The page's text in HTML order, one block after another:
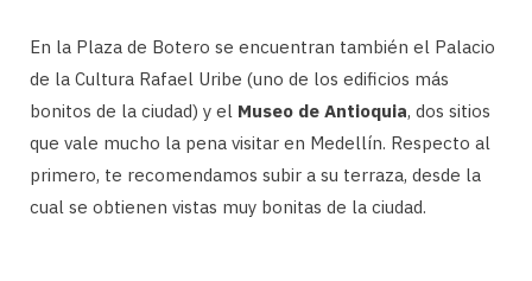
En la Plaza de Botero se encuentran también el Palacio
de la Cultura Rafael Uribe (uno de los edificios más
bonitos de la ciudad) y el Museo de Antioquia, dos sitios
que vale mucho la pena visitar en Medellín. Respecto al
primero, te recomendamos subir a su terraza, desde la
cual se obtienen vistas muy bonitas de la ciudad.